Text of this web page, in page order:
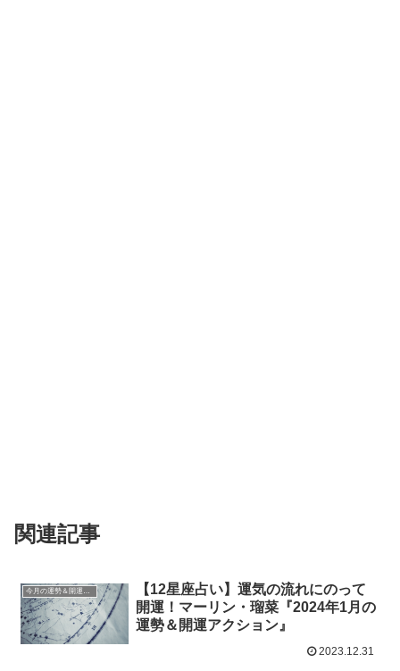
関連記事
今月の運勢＆開運アクション
【12星座占い】運気の流れにのって
開運！マーリン・瑠菜『2024年1月の
運勢＆開運アクション』
2023.12.31